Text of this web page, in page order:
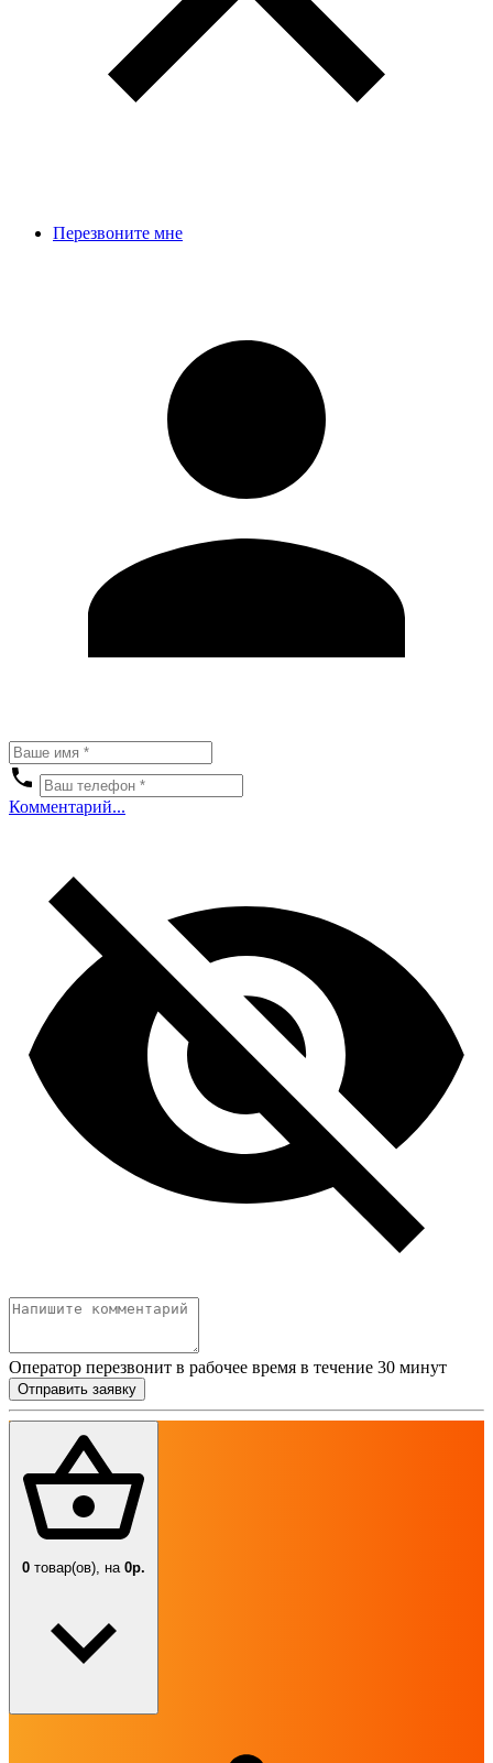
Перезвоните мне
Комментарий...
Оператор перезвонит в рабочее время в течение 30 минут
Отправить заявку
0 товар(ов), на 0р.